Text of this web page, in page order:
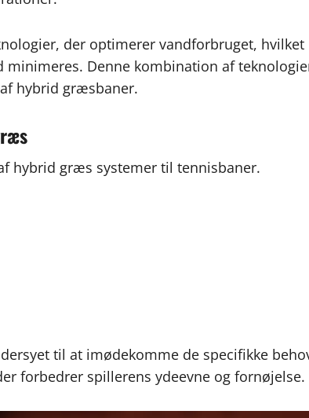
der optimerer vandforbruget, hvilket
Denne kombination af
hybrid græsbaner.
hybrid græs systemer til tennisbaner.
til at imødekomme de specifikke
forbedrer spillerens ydeevne og fornøjelse.